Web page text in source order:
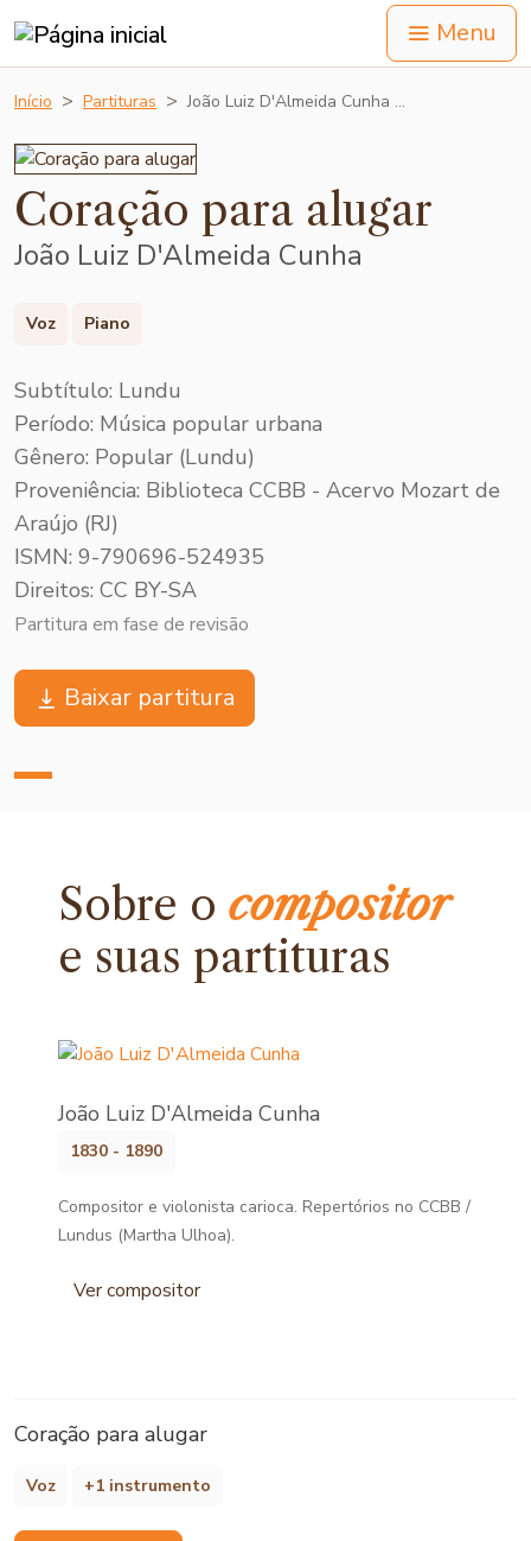
Menu
Início Partituras João Luiz D'Almeida Cunha …
Coração para alugar
João Luiz D'Almeida Cunha
Voz Piano
Subtítulo: Lundu
Período: Música popular urbana
Gênero: Popular (Lundu)
Proveniência: Biblioteca CCBB - Acervo Mozart de
Araújo (RJ)
ISMN: 9-790696-524935
Direitos: CC BY-SA
Partitura em fase de revisão
Baixar partitura
Sobre ocompositor
e suas partituras
João Luiz D'Almeida Cunha
1830 - 1890
Compositor e violonista carioca. Repertórios no CCBB /
Lundus (Martha Ulhoa).
Ver compositor
Coração para alugar
Voz +1 instrumento